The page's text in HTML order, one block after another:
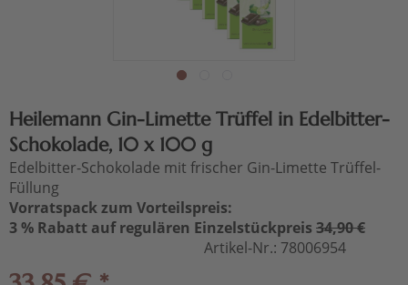
Heilemann Gin-Limette Trüffel in Edelbitter-
Schokolade, 10 x 100 g
Edelbitter-Schokolade mit frischer Gin-Limette Trüffel-
Füllung
Vorratspack zum Vorteilspreis:
3 % Rabatt auf regulären Einzelstückpreis 34,90 €
Artikel-Nr.: 78006954